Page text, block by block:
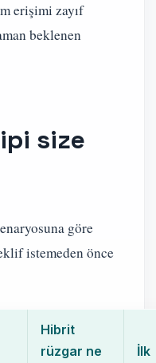
erişimi zayıf
beklenen
size
göre
istemeden önce
Hibrit
rüzgar ne
İlk